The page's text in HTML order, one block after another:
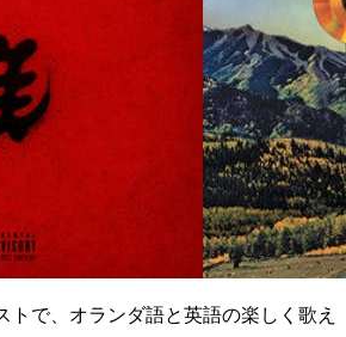
トで、オランダ語と英語の楽しく歌え